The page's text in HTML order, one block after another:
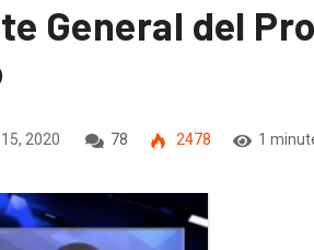
General del
2020 78 2478 1